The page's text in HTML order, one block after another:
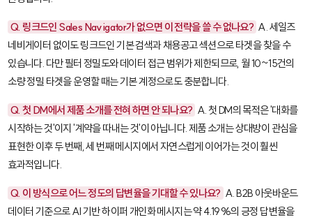
Q. 링크드인 Sales Navigator가 없으면 이 전략을 쓸 수 없나요? A. 세일즈
네비게이터 없이도 링크드인 기본 검색과 채용공고 섹션으로 타겟을 찾을 수
있습니다. 다만 필터 정밀도와 데이터 접근 범위가 제한되므로, 월 10~15건의
소량 정밀 타겟을 운영할 때는 기본 계정으로도 충분합니다.
Q. 첫 DM에서 제품 소개를 전혀 하면 안 되나요? A. 첫 DM의 목적은 '대화를
시작하는 것'이지 '계약을 따내는 것'이 아닙니다. 제품 소개는 상대방이 관심을
표현한 이후 두 번째, 세 번째 메시지에서 자연스럽게 이어가는 것이 훨씬
효과적입니다.
Q. 이 방식으로 어느 정도의 답변율을 기대할 수 있나요? A. B2B 아웃바운드
데이터 기준으로 AI 기반 하이퍼 개인화 메시지는 약 4.19%의 긍정 답변율을